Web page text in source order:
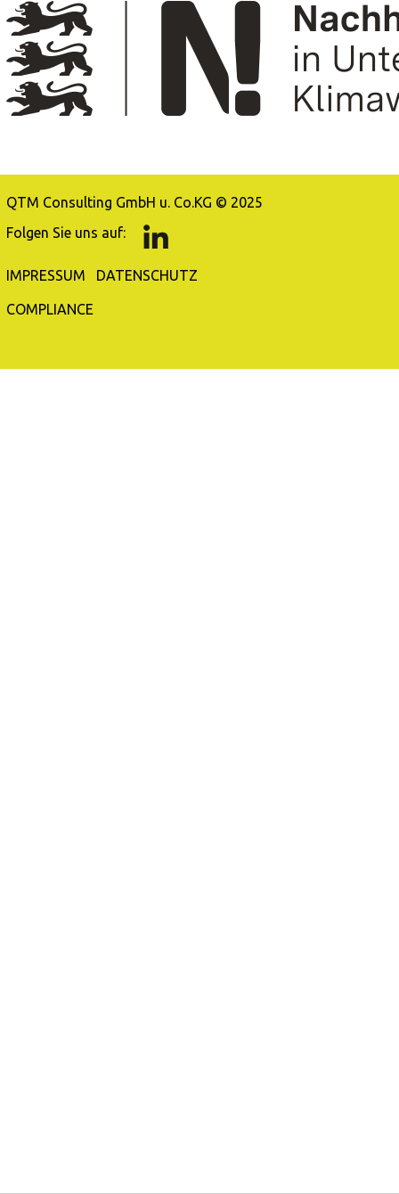
QTM Consulting GmbH u. Co.KG © 2025
Folgen Sie uns auf:
IMPRESSUM DATENSCHUTZ
COMPLIANCE